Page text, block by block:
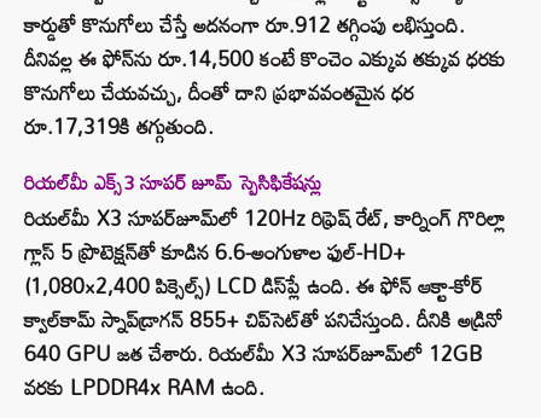
కార్డుతో కొనుగోలు చేస్తే అదనంగా రూ.912 తగ్గింపు లభిస్తుంది.
దీనివల్ల ఈ ఫోన్‌ను రూ.14,500 కంటే కొంచెం ఎక్కువ తక్కువ ధరకు
కొనుగోలు చేయవచ్చు, దీంతో దాని ప్రభావవంతమైన ధర
రూ.17,319కి తగ్గుతుంది.
రియల్‌మీ ఎక్స్3 సూపర్ జూమ్ స్పెసిఫికేషన్లు
రియల్‌మీ X3 సూపర్‌జూమ్‌లో 120Hz రిఫ్రెష్ రేట్, కార్నింగ్ గొరిల్లా
గ్లాస్ 5 ప్రొటెక్షన్‌తో కూడిన 6.6-అంగుళాల ఫుల్-HD+
(1,080×2,400 పిక్సెల్స్) LCD డిస్‌ప్లే ఉంది. ఈ ఫోన్ ఆక్టా-కోర్
క్వాల్‌కామ్ స్నాప్‌డ్రాగన్ 855+ చిప్‌సెట్‌తో పనిచేస్తుంది. దీనికి అడ్రినో
640 GPU జత చేశారు. రియల్‌మీ X3 సూపర్‌జూమ్‌లో 12GB
వరకు LPDDR4x RAM ఉంది.